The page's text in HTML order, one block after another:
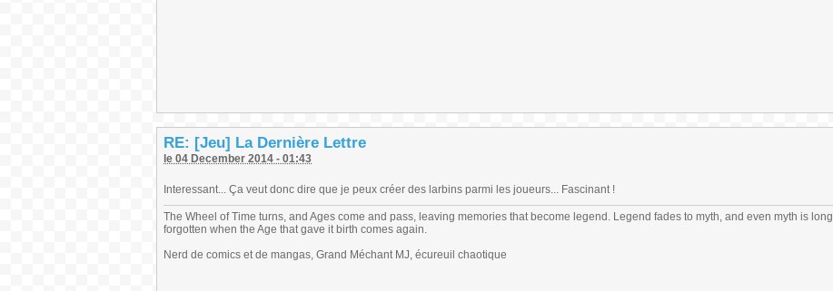
RE: [Jeu] La Dernière Lettre
le 04 December 2014 - 01:43
Interessant... Ça veut donc dire que je peux créer des larbins parmi les joueurs... Fascinant !
The Wheel of Time turns, and Ages come and pass, leaving memories that become legend. Legend fades to myth, and even myth is long
forgotten when the Age that gave it birth comes again.
Nerd de comics et de mangas, Grand Méchant MJ, écureuil chaotique